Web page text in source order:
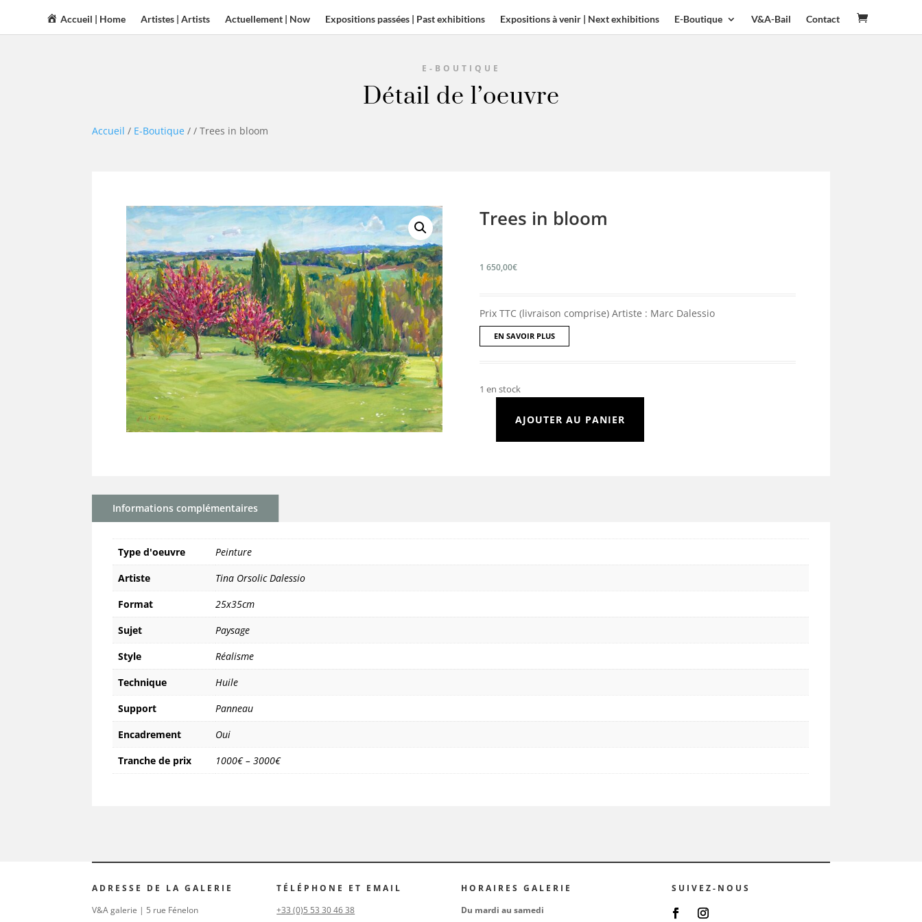
Accueil | Home Artistes | Artists Actuellement | Now Expositions passées | Past exhibitions Expositions à venir | Next exhibitions E-Boutique V&A-Bail Contact
E-BOUTIQUE
Détail de l’oeuvre
Accueil / E-Boutique // Trees in bloom
Trees in bloom
1 650,00€
Prix TTC (livraison comprise) Artiste : Marc Dalessio
EN SAVOIR PLUS
1 en stock
quantité
AJOUTER AU PANIER
Informations complémentaires
Type d'oeuvre
Peinture
Artiste
Tina Orsolic Dalessio
Format
25x35cm
Sujet
Paysage
Style
Réalisme
Technique
Huile
Support
Panneau
Encadrement
Oui
Tranche de prix
1000€ – 3000€
ADRESSE DE LA GALERIE
V&A galerie | 5 rue Fénelon
TÉLÉPHONE ET EMAIL
+33 (0)5 53 30 46 38
HORAIRES GALERIE
Du mardi au samedi
SUIVEZ-NOUS